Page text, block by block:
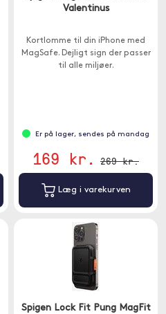
Valentinus
Kortlomme til din iPhone med
MagSafe. Dejligt sign der passer
til alle miljøer.
Er på lager, sendes på mandag
169 kr. 269 kr.
Læg i varekurven
Spigen Lock Fit Pung MagFit